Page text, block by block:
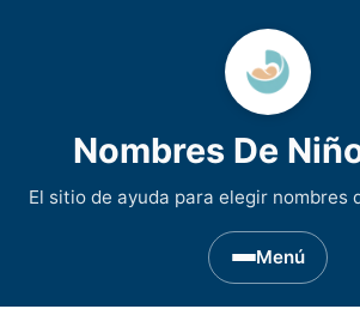
Nombres De
El sitio de ayuda para elegir nombres
Menú